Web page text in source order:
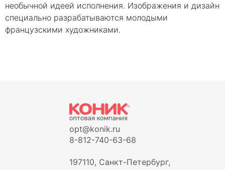
необычной идеей исполнения. Изображения и дизайн
специально разрабатываются молодыми
французскими художниками.
opt@konik.ru
8-812-740-63-68
197110, Санкт-Петербург,